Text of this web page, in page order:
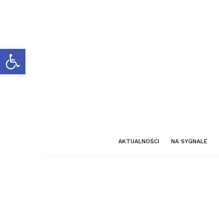
Otwórz pasek narzędzi
AKTUALNOŚCI NA SYGNALE